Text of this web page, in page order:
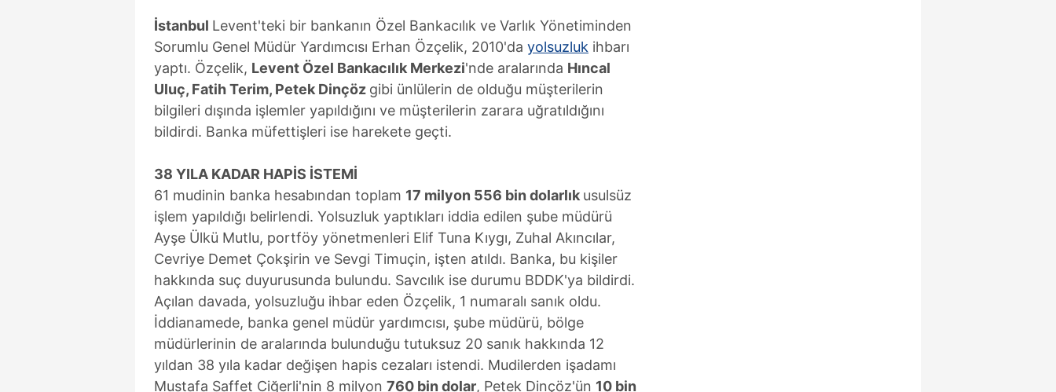
İstanbul Levent'teki bir bankanın Özel Bankacılık ve Varlık Yönetiminden
Sorumlu Genel Müdür Yardımcısı Erhan Özçelik, 2010'da yolsuzluk ihbarı
yaptı. Özçelik, Levent Özel Bankacılık Merkezi'nde aralarında Hıncal
Uluç, Fatih Terim, Petek Dinçöz gibi ünlülerin de olduğu müşterilerin
bilgileri dışında işlemler yapıldığını ve müşterilerin zarara uğratıldığını
bildirdi. Banka müfettişleri ise harekete geçti.
38 YILA KADAR HAPİS İSTEMİ
61 mudinin banka hesabından toplam 17 milyon 556 bin dolarlık usulsüz
işlem yapıldığı belirlendi. Yolsuzluk yaptıkları iddia edilen şube müdürü
Ayşe Ülkü Mutlu, portföy yönetmenleri Elif Tuna Kıygı, Zuhal Akıncılar,
Cevriye Demet Çokşirin ve Sevgi Timuçin, işten atıldı. Banka, bu kişiler
hakkında suç duyurusunda bulundu. Savcılık ise durumu BDDK'ya bildirdi.
Açılan davada, yolsuzluğu ihbar eden Özçelik, 1 numaralı sanık oldu.
İddianamede, banka genel müdür yardımcısı, şube müdürü, bölge
müdürlerinin de aralarında bulunduğu tutuksuz 20 sanık hakkında 12
yıldan 38 yıla kadar değişen hapis cezaları istendi. Mudilerden işadamı
Mustafa Saffet Ciğerli'nin 8 milyon 760 bin dolar, Petek Dinçöz'ün 10 bin